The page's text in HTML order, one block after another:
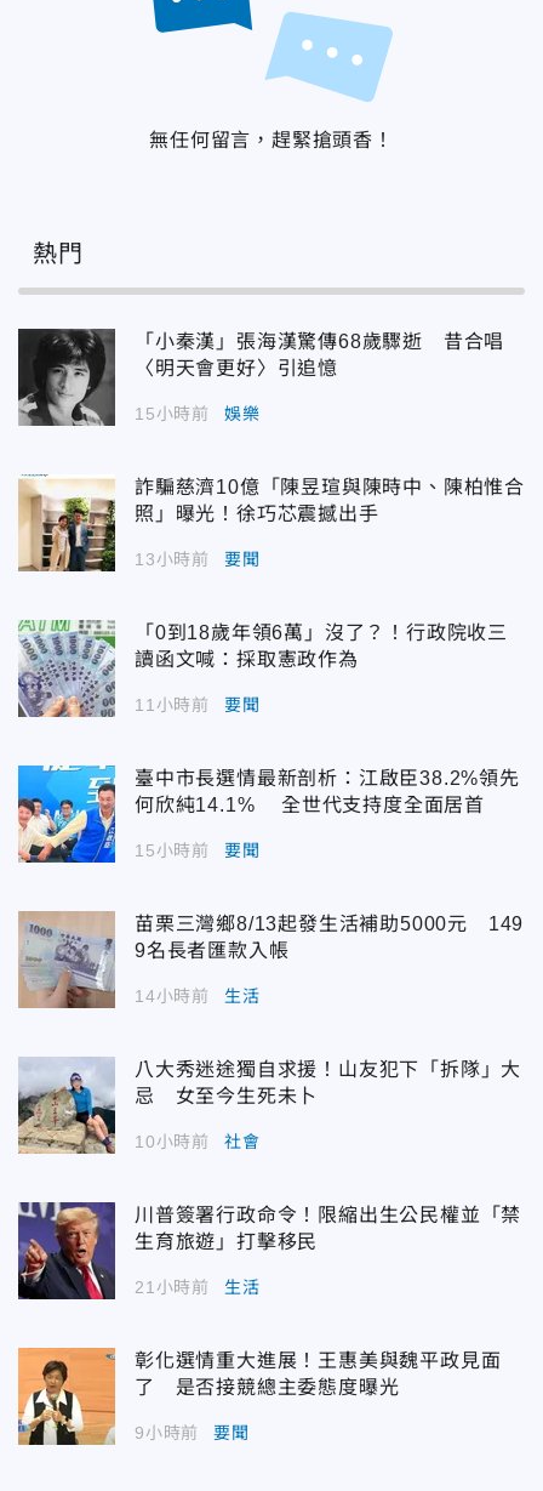
無任何留言，趕緊搶頭香！
熱門
「小秦漢」張海漢驚傳68歲驟逝 昔合唱
〈明天會更好〉引追憶
15小時前 娛樂
詐騙慈濟10億「陳昱瑄與陳時中、陳柏惟合
照」曝光！徐巧芯震撼出手
13小時前 要聞
「0到18歲年領6萬」沒了？！行政院收三
讀函文喊：採取憲政作為
11小時前 要聞
臺中市長選情最新剖析：江啟臣38.2%領先
何欣純14.1% 全世代支持度全面居首
15小時前 要聞
苗栗三灣鄉8/13起發生活補助5000元 149
9名長者匯款入帳
14小時前 生活
八大秀迷途獨自求援！山友犯下「拆隊」大
忌 女至今生死未卜
10小時前 社會
川普簽署行政命令！限縮出生公民權並「禁
生育旅遊」打擊移民
21小時前 生活
彰化選情重大進展！王惠美與魏平政見面
了 是否接競總主委態度曝光
9小時前 要聞